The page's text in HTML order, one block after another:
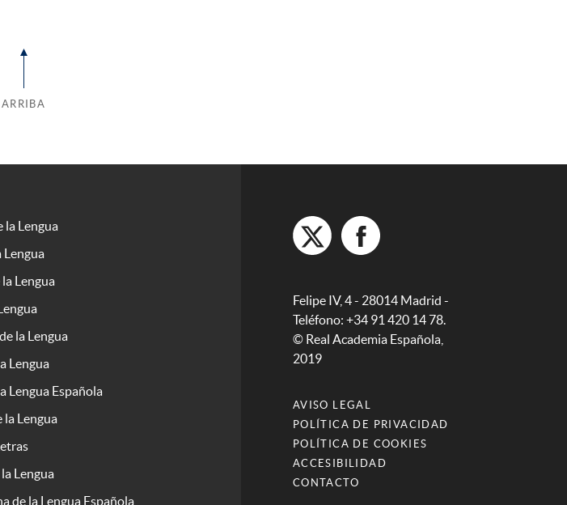
ARRIBA
la Lengua
Lengua
Lengua
la Lengua
Lengua
Lengua Española
la Lengua
Lengua
de la Lengua Española
Felipe IV, 4 - 28014 Madrid -
Teléfono: +34 91 420 14 78.
© Real Academia Española,
2019
AVISO LEGAL
POLÍTICA DE PRIVACIDAD
POLÍTICA DE COOKIES
ACCESIBILIDAD
CONTACTO